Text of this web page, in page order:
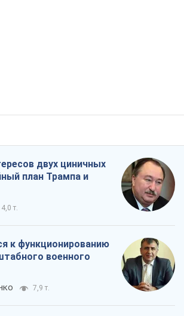
двух циничных
план Трампа и
4,0 т.
к функционированию
военного
7,9 т.